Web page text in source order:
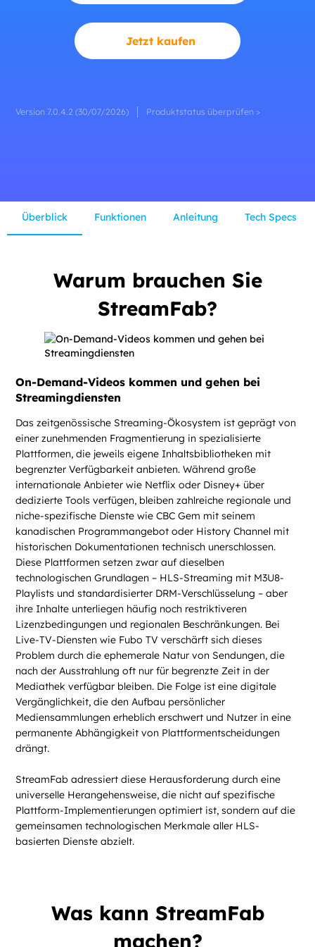
Jetzt kaufen
Version 7.0.4.2 (30/07/2026) Produktstatus überprüfen >
Überblick Funktionen Anleitung Tech Specs
Warum brauchen Sie
StreamFab?
On-Demand-Videos kommen und gehen bei
Streamingdiensten
Das zeitgenössische Streaming-Ökosystem ist geprägt von
einer zunehmenden Fragmentierung in spezialisierte
Plattformen, die jeweils eigene Inhaltsbibliotheken mit
begrenzter Verfügbarkeit anbieten. Während große
internationale Anbieter wie Netflix oder Disney+ über
dedizierte Tools verfügen, bleiben zahlreiche regionale und
niche-spezifische Dienste wie CBC Gem mit seinem
kanadischen Programmangebot oder History Channel mit
historischen Dokumentationen technisch unerschlossen.
Diese Plattformen setzen zwar auf dieselben
technologischen Grundlagen – HLS-Streaming mit M3U8-
Playlists und standardisierter DRM-Verschlüsselung – aber
ihre Inhalte unterliegen häufig noch restriktiveren
Lizenzbedingungen und regionalen Beschränkungen. Bei
Live-TV-Diensten wie Fubo TV verschärft sich dieses
Problem durch die ephemerale Natur von Sendungen, die
nach der Ausstrahlung oft nur für begrenzte Zeit in der
Mediathek verfügbar bleiben. Die Folge ist eine digitale
Vergänglichkeit, die den Aufbau persönlicher
Mediensammlungen erheblich erschwert und Nutzer in eine
permanente Abhängigkeit von Plattformentscheidungen
drängt.
StreamFab adressiert diese Herausforderung durch eine
universelle Herangehensweise, die nicht auf spezifische
Plattform-Implementierungen optimiert ist, sondern auf die
gemeinsamen technologischen Merkmale aller HLS-
basierten Dienste abzielt.
Was kann StreamFab
machen?